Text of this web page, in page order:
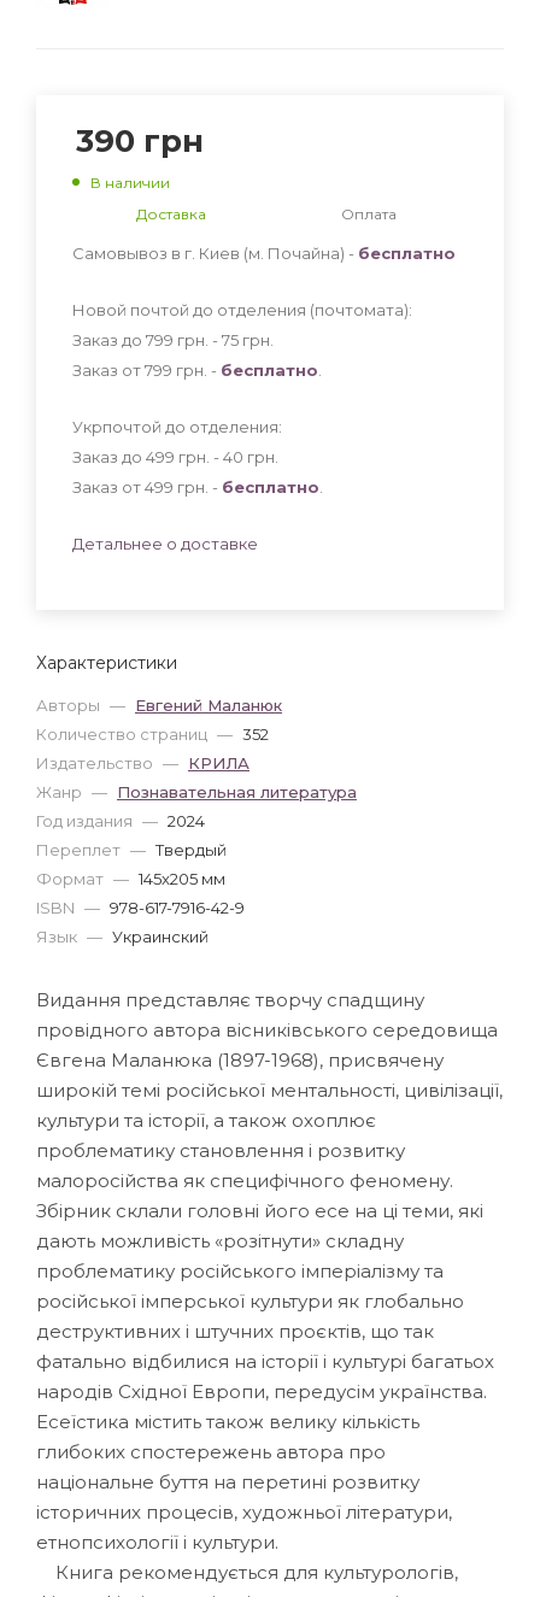
Характеристики
Авторы — Евгений Маланюк
Количество страниц — 352
Издательство — КРИЛА
Жанр — Познавательная литература
Год издания — 2024
Переплет — Твердый
Формат — 145x205 мм
ISBN — 978-617-7916-42-9
Язык — Украинский
390 грн
В наличии
Доставка
Оплата
Самовывоз в г. Киев (м. Почайна) - бесплатно
Новой почтой до отделения (почтомата):
Заказ до 799 грн. - 75 грн
Заказ от 799 грн. - бесплатно
Укрпочтой до отделения:
Заказ до 499 грн. - 40 грн
Заказ от 499 грн. - бесплатно
Детальнее о доставке
Видання представляє творчу спадщину
провідного автора вісниківського середовища
Євгена Маланюка (1897-1968), присвячену
широкій темі російської ментальності, цивілізації,
культури та історії, а також охоплює
проблематику становлення і розвитку
малоросійства як специфічного феномену.
Збірник склали головні його есе на ці теми, які
дають можливість «розітнути» складну
проблематику російського імперіалізму та
російської імперської культури як глобально
деструктивних і штучних проєктів, що так
фатально відбилися на історії і культурі багатьох
народів Східної Европи, передусім українства.
Есеїстика містить також велику кількість
глибоких спостережень автора про
національне буття на перетині розвитку
історичних процесів, художньої літератури,
етнопсихології і культури.
Книга рекомендується для культурологів,